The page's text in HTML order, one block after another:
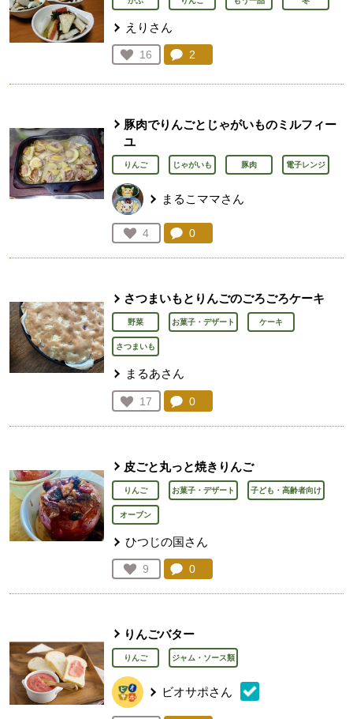
えりさん
お気に入り登録：
16
人が登録
コメント：
2
豚肉でりんごとじゃがいものミルフィー
ユ
りんご じゃがいも 豚肉 電子レンジ
まるこママさん
お気に入り登録：
4
人が登録
コメント：
0
さつまいもとりんごのごろごろケーキ
野菜 お菓子・デザート ケーキ
さつまいも
まるあさん
お気に入り登録：
17
人が登録
コメント：
0
皮ごと丸っと焼きりんご
りんご お菓子・デザート 子ども・高齢者向け
オーブン
ひつじの国さん
お気に入り登録：
9
人が登録
コメント：
0
りんごバター
りんご ジャム・ソース類
ビオサポさん